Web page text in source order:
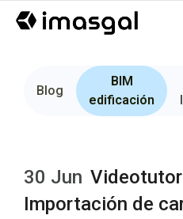
Blog
BIM
edificación
30 Jun
Importación de